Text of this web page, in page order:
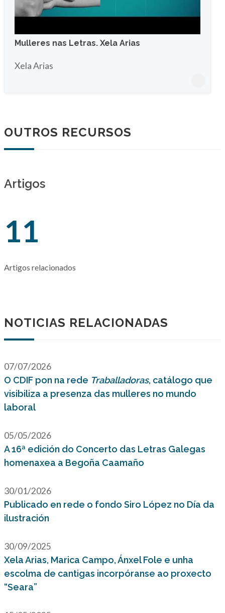
Mulleres nas Letras. Xela Arias
Xela Arias
OUTROS RECURSOS
Artigos
11
Artigos relacionados
NOTICIAS RELACIONADAS
07/07/2026
O CDIF pon na rede Traballadoras, catálogo que
visibiliza a presenza das mulleres no mundo
laboral
05/05/2026
A 16ª edición do Concerto das Letras Galegas
homenaxea a Begoña Caamaño
30/01/2026
Publicado en rede o fondo Siro López no Día da
ilustración
30/09/2025
Xela Arias, Marica Campo, Ánxel Fole e unha
escolma de cantigas incorpóranse ao proxecto
“Seara”